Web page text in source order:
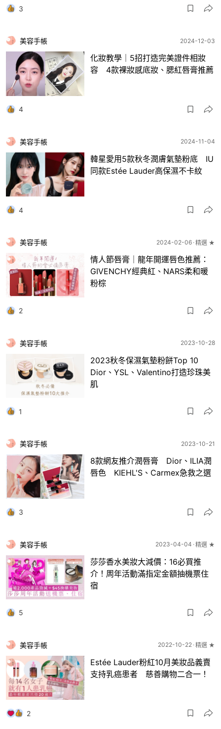
3
美容手帳 2024-12-03
化妝教學｜5招打造完美證件相妝
容 4款裸妝感底妝、腮紅唇膏推薦
4
美容手帳 2024-11-04
韓星愛用5款秋冬潤膚氣墊粉底 IU
同款Estée Lauder高保濕不卡紋
4
美容手帳 2024-02-06 精選 ★
情人節唇膏｜龍年開運唇色推薦：
GIVENCHY經典紅、NARS柔和暖
粉棕
2
美容手帳 2023-10-28
2023秋冬保濕氣墊粉餅Top 10
Dior、YSL、Valentino打造珍珠美
肌
1
美容手帳 2023-10-21
8款網友推介潤唇膏 Dior、ILIA潤
唇色 KIEHL'S、Carmex急救之選
3
美容手帳 2023-04-04 精選 ★
莎莎香水美妝大減價：16必買推
介！周年活動滿指定金額抽機票住
宿
5
美容手帳 2022-10-22 精選 ★
Estée Lauder粉紅10月美妝品義賣
支持乳癌患者 慈善購物二合一！
2